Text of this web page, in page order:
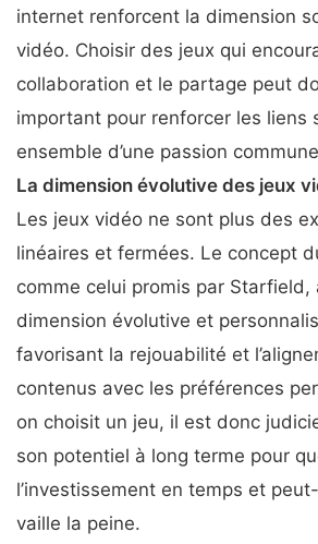
internet renforcent la dimension
vidéo. Choisir des jeux qui
collaboration et le partage peut
important pour renforcer les liens
ensemble d’une passion
La dimension évolutive des jeux
Les jeux vidéo ne sont plus des
linéaires et fermées. Le concept
comme celui promis par Starfield,
dimension évolutive et
favorisant la rejouabilité et
contenus avec les préférences
on choisit un jeu, il est donc
son potentiel à long terme pour
l’investissement en temps et
vaille la peine.